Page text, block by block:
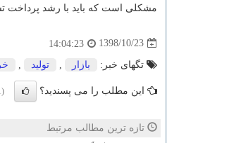
مشكلی است كه باید با رشد پرداخت
1398/10/23
14:04:23
تگهای خبر: بازار تولید
این مطلب را می پسندید؟ (1)
تازه ترین مطالب مرتبط